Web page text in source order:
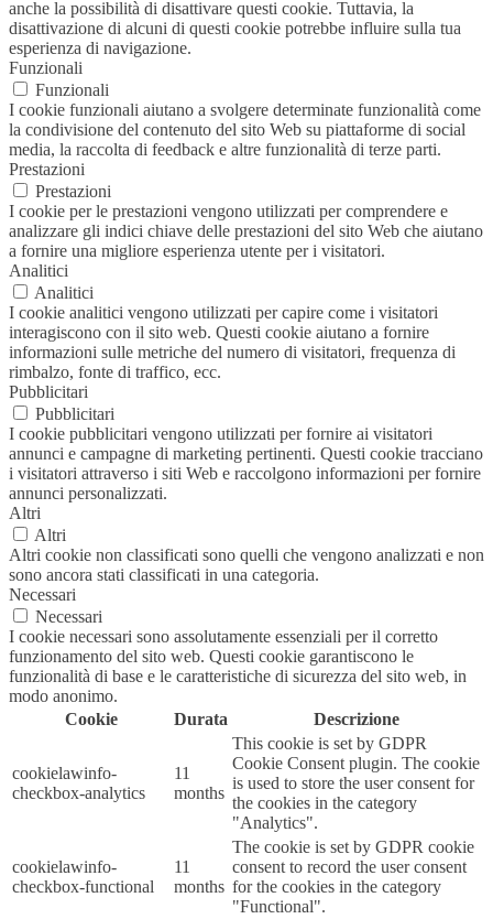
anche la possibilità di disattivare questi cookie. Tuttavia, la
disattivazione di alcuni di questi cookie potrebbe influire sulla tua
esperienza di navigazione.
Funzionali
Funzionali
I cookie funzionali aiutano a svolgere determinate funzionalità come
la condivisione del contenuto del sito Web su piattaforme di social
media, la raccolta di feedback e altre funzionalità di terze parti.
Prestazioni
Prestazioni
I cookie per le prestazioni vengono utilizzati per comprendere e
analizzare gli indici chiave delle prestazioni del sito Web che aiutano
a fornire una migliore esperienza utente per i visitatori.
Analitici
Analitici
I cookie analitici vengono utilizzati per capire come i visitatori
interagiscono con il sito web. Questi cookie aiutano a fornire
informazioni sulle metriche del numero di visitatori, frequenza di
rimbalzo, fonte di traffico, ecc.
Pubblicitari
Pubblicitari
I cookie pubblicitari vengono utilizzati per fornire ai visitatori
annunci e campagne di marketing pertinenti. Questi cookie tracciano
i visitatori attraverso i siti Web e raccolgono informazioni per fornire
annunci personalizzati.
Altri
Altri
Altri cookie non classificati sono quelli che vengono analizzati e non
sono ancora stati classificati in una categoria.
Necessari
Necessari
I cookie necessari sono assolutamente essenziali per il corretto
funzionamento del sito web. Questi cookie garantiscono le
funzionalità di base e le caratteristiche di sicurezza del sito web, in
modo anonimo.
Cookie
Durata Descrizione
cookielawinfo-
checkbox-analytics
11
months
This cookie is set by GDPR
Cookie Consent plugin. The cookie
is used to store the user consent for
the cookies in the category
"Analytics".
cookielawinfo-
checkbox-functional
11
months
The cookie is set by GDPR cookie
consent to record the user consent
for the cookies in the category
"Functional".